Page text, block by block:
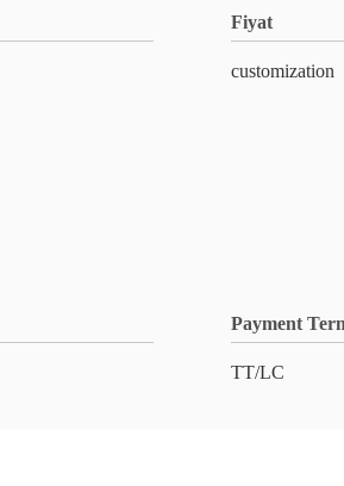
Fiyat
customization
Payment
TT/LC